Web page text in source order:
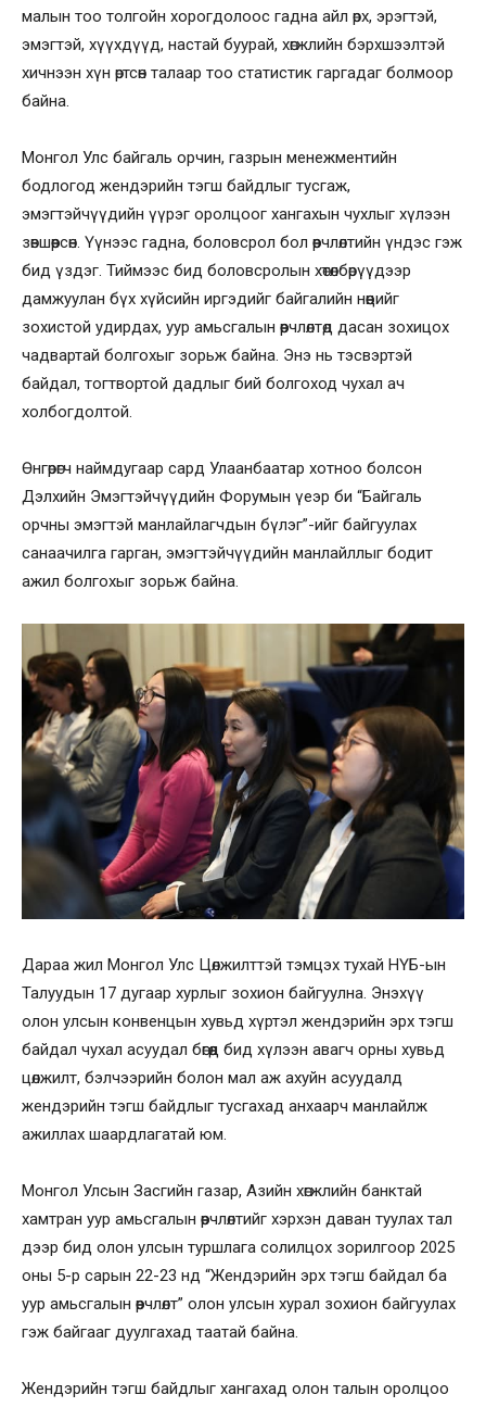
малын тоо толгойн хорогдолоос гадна айл өрх, эрэгтэй,
эмэгтэй, хүүхдүүд, настай буурай, хөгжлийн бэрхшээлтэй
хичнээн хүн өртсөн талаар тоо статистик гаргадаг болмоор
байна.
Монгол Улс байгаль орчин, газрын менежментийн
бодлогод жендэрийн тэгш байдлыг тусгаж,
эмэгтэйчүүдийн үүрэг оролцоог хангахын чухлыг хүлээн
зөвшөөрсөн. Үүнээс гадна, боловсрол бол өөрчлөлтийн үндэс гэж
бид үздэг. Тиймээс бид боловсролын хөтөлбөрүүдээр
дамжуулан бүх хүйсийн иргэдийг байгалийн нөөцийг
зохистой удирдах, уур амьсгалын өөрчлөлтөд дасан зохицох
чадвартай болгохыг зорьж байна. Энэ нь тэсвэртэй
байдал, тогтвортой дадлыг бий болгоход чухал ач
холбогдолтой.
Өнгөрөгч наймдугаар сард Улаанбаатар хотноо болсон
Дэлхийн Эмэгтэйчүүдийн Форумын үеэр би “Байгаль
орчны эмэгтэй манлайлагчдын бүлэг”-ийг байгуулах
санаачилга гарган, эмэгтэйчүүдийн манлайллыг бодит
ажил болгохыг зорьж байна.
Дараа жил Монгол Улс Цөлжилттэй тэмцэх тухай НҮБ-ын
Талуудын 17 дугаар хурлыг зохион байгуулна. Энэхүү
олон улсын конвенцын хувьд хүртэл жендэрийн эрх тэгш
байдал чухал асуудал бөгөөд бид хүлээн авагч орны хувьд
цөлжилт, бэлчээрийн болон мал аж ахуйн асуудалд
жендэрийн тэгш байдлыг тусгахад анхаарч манлайлж
ажиллах шаардлагатай юм.
Монгол Улсын Засгийн газар, Азийн хөгжлийн банктай
хамтран уур амьсгалын өөрчлөлтийг хэрхэн даван туулах тал
дээр бид олон улсын туршлага солилцох зорилгоор 2025
оны 5-р сарын 22-23 нд “Жендэрийн эрх тэгш байдал ба
уур амьсгалын өөрчлөлт” олон улсын хурал зохион байгуулах
гэж байгааг дуулгахад таатай байна.
Жендэрийн тэгш байдлыг хангахад олон талын оролцоо